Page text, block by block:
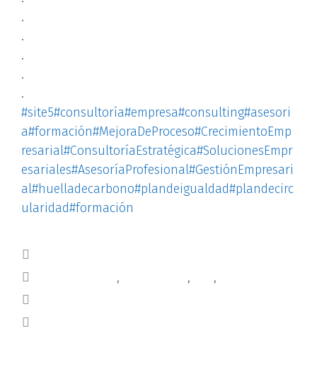
.
.
.
.
.
#site5#consultoría#empresa#consulting#asesori
a#formación#MejoraDeProceso#CrecimientoEmp
resarial#ConsultoríaEstratégica#SolucionesEmpr
esariales#AsesoríaProfesional#GestiónEmpresari
al#huelladecarbono#plandeigualdad#plandecirc
ularidad#formación
, , ,